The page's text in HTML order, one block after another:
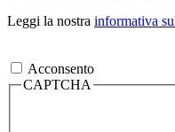
Leggi la nostra informativa
Acconsento
CAPTCHA